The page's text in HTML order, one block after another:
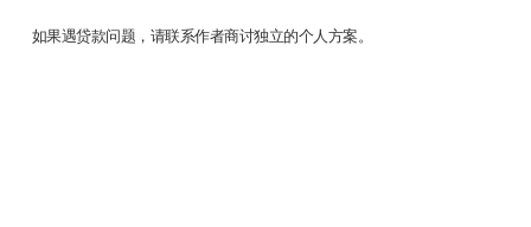
如果遇贷款问题，请联系作者商讨独立的个人方案。